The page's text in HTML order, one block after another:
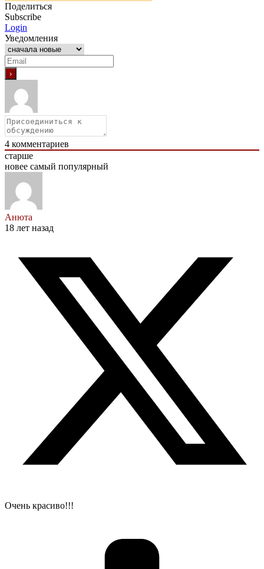
Поделиться
Subscribe
Login
Уведомления
4 комментариев
старше
новее самый популярный
Анюта
18 лет назад
Очень красиво!!!